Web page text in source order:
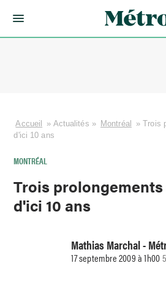
Accueil » Actualités » Montréal »Trois
d'ici 10 ans
MONTRÉAL
Trois
d'ici 10 ans
Mathias Marchal -
17 septembre 2009 à 1h00